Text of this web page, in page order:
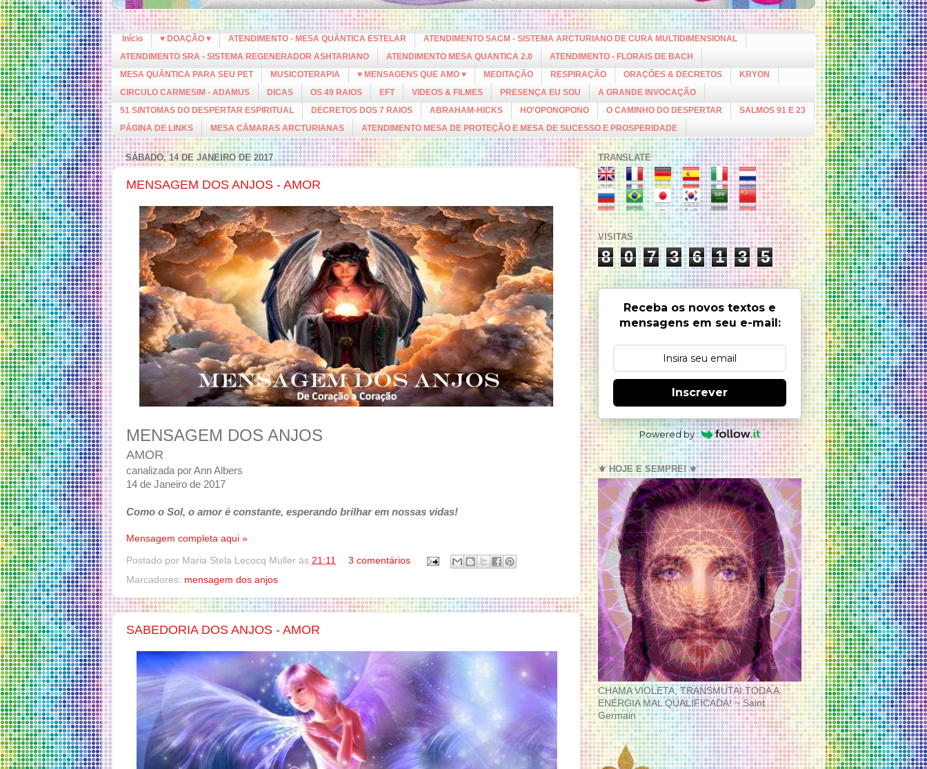
Início ♥ DOAÇÃO ♥ ATENDIMENTO - MESA QUÂNTICA ESTELAR
ATENDIMENTO SACM - SISTEMA ARCTURIANO DE CURA MULTIDIMENSIONAL
ATENDIMENTO SRA - SISTEMA REGENERADOR ASHTARIANO
ATENDIMENTO MESA QUANTICA 2.0
ATENDIMENTO - FLORAIS DE BACH
MESA QUÂNTICA PARA SEU PET
MUSICOTERAPIA ♥ MENSAGENS QUE AMO ♥ MEDITAÇÃO RESPIRAÇÃO ORAÇÕES & DECRETOS
KRYON
CIRCULO CARMESIM - ADAMUS
DICAS OS 49 RAIOS EFT VIDEOS & FILMES PRESENÇA EU SOU
A GRANDE INVOCAÇÃO
51 SINTOMAS DO DESPERTAR ESPIRITUAL
DECRETOS DOS 7 RAIOS ABRAHAM-HICKS HO'OPONOPONO O CAMINHO DO DESPERTAR
SALMOS 91 E 23
PÁGINA DE LINKS
MESA CÂMARAS ARCTURIANAS ATENDIMENTO MESA DE PROTEÇÃO E MESA DE SUCESSO E PROSPERIDADE
SÁBADO, 14 DE JANEIRO DE 2017
MENSAGEM DOS ANJOS - AMOR
MENSAGEM DOS ANJOS
AMOR
canalizada por Ann Albers
14 de Janeiro de 2017
Como o Sol, o amor é constante, esperando brilhar em nossas vidas!
Mensagem completa aqui »
Postado por Maria Stela Lecocq Muller às 21:11
3 comentários
Marcadores: mensagem dos anjos
SABEDORIA DOS ANJOS - AMOR
TRANSLATE
VISITAS
8 0 7 3 6 1 3 5
Receba os novos textos e
mensagens em seu e-mail:
Inscrever
Powered by
⚜️ HOJE E SEMPRE! ⚜️
CHAMA VIOLETA, TRANSMUTAI TODA A
ENERGIA MAL QUALIFICADA! ~ Saint
Germain